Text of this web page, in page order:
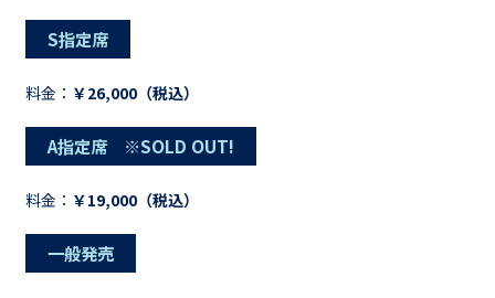
S指定席
料金： ￥26,000（税込）
A指定席 ※SOLD OUT!
料金： ￥19,000（税込）
一般発売